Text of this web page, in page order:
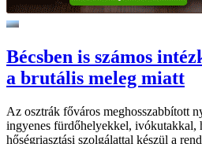
Bécsben is számos
a brutális meleg miatt
Az osztrák főváros meghosszabbított
ingyenes fürdőhelyekkel, ivókutakkal,
hőségriasztási szolgálattal készül a